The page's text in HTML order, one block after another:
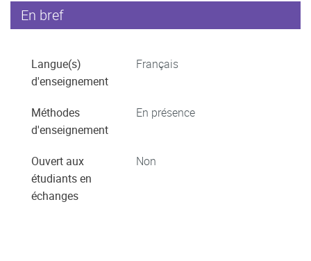
En bref
Langue(s)
d'enseignement
Français
Méthodes
d'enseignement
En présence
Ouvert aux
étudiants en
échanges
Non